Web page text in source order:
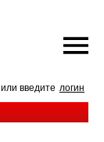
или введите логин